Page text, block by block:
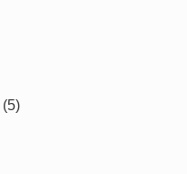
(5)